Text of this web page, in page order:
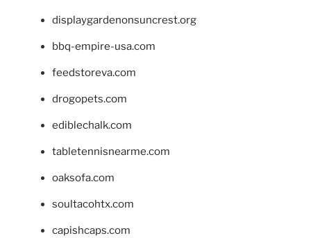
displaygardenonsuncrest.org
bbq-empire-usa.com
feedstoreva.com
drogopets.com
ediblechalk.com
tabletennisnearme.com
oaksofa.com
soultacohtx.com
capishcaps.com